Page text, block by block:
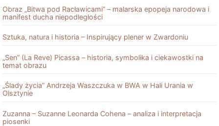
Obraz „Bitwa pod Racławicami” – malarska epopeja narodowa i
manifest ducha niepodległości
Sztuka, natura i historia – Inspirujący plener w Zwardoniu
„Sen” (La Reve) Picassa – historia, symbolika i ciekawostki na
temat obrazu
„Ślady życia” Andrzeja Waszczuka w BWA w Hali Urania w
Olsztynie
Zuzanna – Suzanne Leonarda Cohena – analiza i interpretacja
piosenki